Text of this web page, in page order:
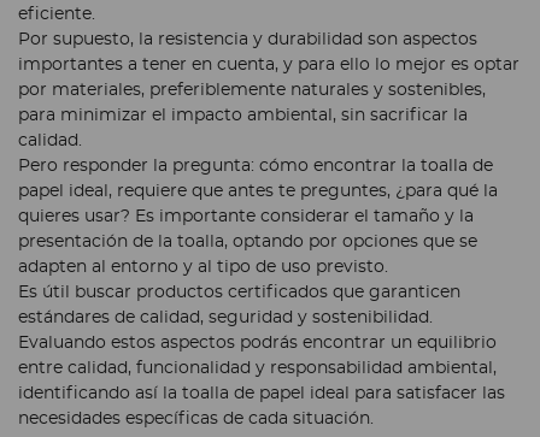
eficiente.
Por supuesto, la resistencia y durabilidad son aspectos
importantes a tener en cuenta, y para ello lo mejor es optar
por materiales, preferiblemente naturales y sostenibles,
para minimizar el impacto ambiental, sin sacrificar la
calidad.
Pero responder la pregunta: cómo encontrar la toalla de
papel ideal, requiere que antes te preguntes, ¿para qué la
quieres usar? Es importante considerar el tamaño y la
presentación de la toalla, optando por opciones que se
adapten al entorno y al tipo de uso previsto.
Es útil buscar productos certificados que garanticen
estándares de calidad, seguridad y sostenibilidad.
Evaluando estos aspectos podrás encontrar un equilibrio
entre calidad, funcionalidad y responsabilidad ambiental,
identificando así la toalla de papel ideal para satisfacer las
necesidades específicas de cada situación.